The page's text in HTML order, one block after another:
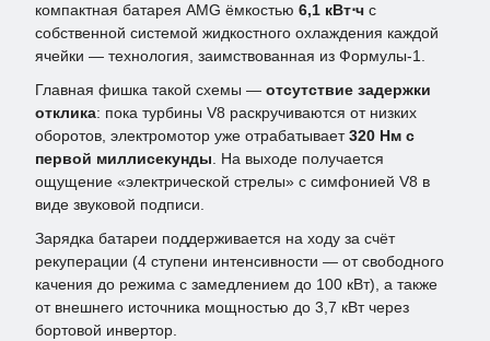
компактная батарея AMG ёмкостью 6,1 кВт⋅ч с
собственной системой жидкостного охлаждения каждой
ячейки — технология, заимствованная из Формулы-1.
Главная фишка такой схемы — отсутствие задержки
отклика: пока турбины V8 раскручиваются от низких
оборотов, электромотор уже отрабатывает320 Нм с
первой миллисекунды. На выходе получается
ощущение «электрической стрелы» с симфонией V8 в
виде звуковой подписи.
Зарядка батареи поддерживается на ходу за счёт
рекуперации (4 ступени интенсивности — от свободного
качения до режима с замедлением до 100 кВт), а также
от внешнего источника мощностью до 3,7 кВт через
бортовой инвертор.